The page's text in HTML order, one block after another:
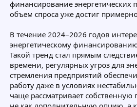
финансирование энергетических
объем спроса уже достиг
В течение 2024–2026 годов
энергетическому
Такой тренд стал прямым
времени, регулярных угроз для
стремления предприятий
работу даже в условиях
чаще рассматривает собственную